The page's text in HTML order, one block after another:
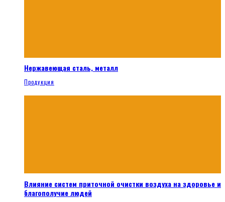
Нержавеющая сталь, металл
Продукция
Влияние систем приточной очистки воздуха на здоровье и
благополучие людей